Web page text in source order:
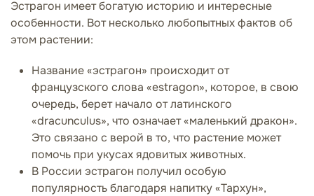
Эстрагон имеет богатую историю и интересные
особенности. Вот несколько любопытных фактов об
этом растении:
Название «эстрагон» происходит от
французского слова «estragon», которое, в свою
очередь, берет начало от латинского
«dracunculus», что означает «маленький дракон».
Это связано с верой в то, что растение может
помочь при укусах ядовитых животных.
В России эстрагон получил особую
популярность благодаря напитку «Тархун»,